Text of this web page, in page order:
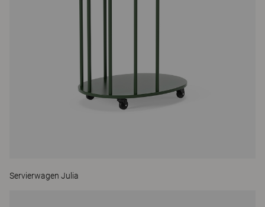
Servierwagen Julia